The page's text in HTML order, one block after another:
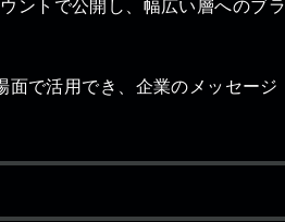
ントで公開し、幅広い層へのブラ
面で活用でき、企業のメッセージ